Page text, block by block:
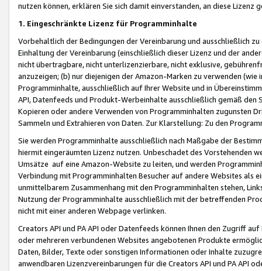
nutzen können, erklären Sie sich damit einverstanden, an diese Lizenz
1. Eingeschränkte Lizenz für Programminhalte
Vorbehaltlich der Bedingungen der Vereinbarung und ausschließlich
Einhaltung der Vereinbarung (einschließlich dieser Lizenz und der
nicht übertragbare, nicht unterlizenzierbare, nicht exklusive,
anzuzeigen; (b) nur diejenigen der Amazon-Marken zu verwenden
Programminhalte, ausschließlich auf Ihrer Website und in
API, Datenfeeds und Produkt-Werbeinhalte ausschließlich gemäß
Kopieren oder andere Verwenden von Programminhalten zugunsten
Sammeln und Extrahieren von Daten. Zur Klarstellung: Zu den
Sie werden Programminhalte ausschließlich nach Maßgabe der
hiermit eingeräumten Lizenz nutzen. Unbeschadet des Vorstehenden
Umsätze auf eine Amazon-Website zu leiten, und werden
Verbindung mit Programminhalten Besucher auf andere Websites als
unmittelbarem Zusammenhang mit den Programminhalten stehen,
Nutzung der Programminhalte ausschließlich mit der betreffenden
nicht mit einer anderen Webpage verlinken.
Creators API und PA API oder Datenfeeds können Ihnen den Zugriff
oder mehreren verbundenen Websites angebotenen Produkte
Daten, Bilder, Texte oder sonstigen Informationen oder Inhalte
anwendbaren Lizenzvereinbarungen für die Creators API und PA API